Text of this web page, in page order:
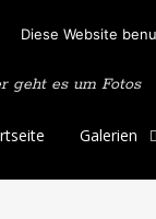
Peter's
geht es um Fotos
Galerien
Diese Website